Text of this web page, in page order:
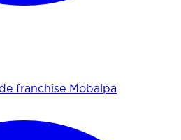
franchise Mobalpa